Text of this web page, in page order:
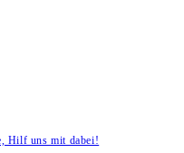
Hilf uns mit dabei!